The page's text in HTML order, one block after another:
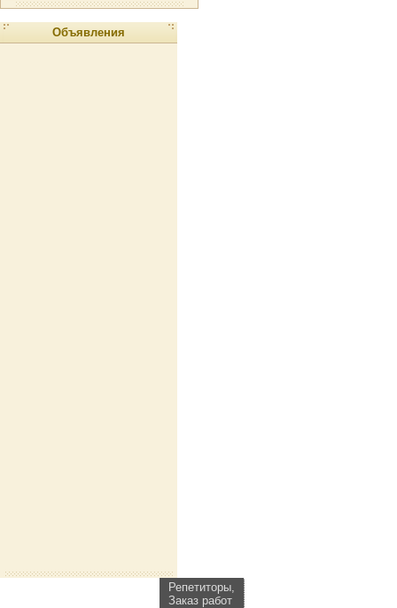
Объявления
Репетиторы,
Заказ работ